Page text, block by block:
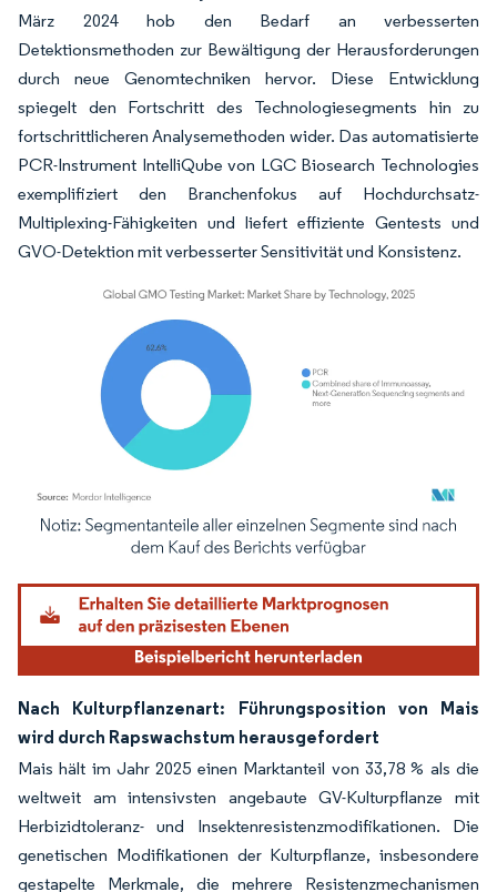
März 2024 hob den Bedarf an verbesserten
Detektionsmethoden zur Bewältigung der Herausforderungen
durch neue Genomtechniken hervor. Diese Entwicklung
spiegelt den Fortschritt des Technologiesegments hin zu
fortschrittlicheren Analysemethoden wider. Das automatisierte
PCR-Instrument IntelliQube von LGC Biosearch Technologies
exemplifiziert den Branchenfokus auf Hochdurchsatz-
Multiplexing-Fähigkeiten und liefert effiziente Gentests und
GVO-Detektion mit verbesserter Sensitivität und Konsistenz.
Bild © Mordor Intelligence. Wiederverwendung erfordert Namensnennung
Nach Kulturpflanzenart: Führungsposition von Mais
wird durch Rapswachstum herausgefordert
Mais hält im Jahr 2025 einen Marktanteil von 33,78 % als die
weltweit am intensivsten angebaute GV-Kulturpflanze mit
Herbizidtoleranz- und Insektenresistenzmodifikationen. Die
genetischen Modifikationen der Kulturpflanze, insbesondere
gestapelte Merkmale, die mehrere Resistenzmechanismen